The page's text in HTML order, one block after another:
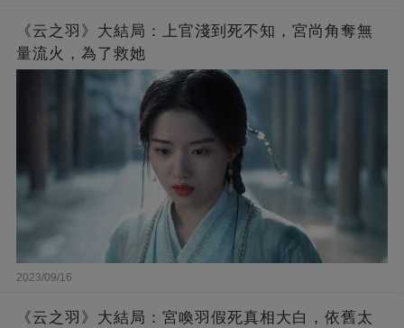
《云之羽》大結局：上官淺到死不知，宮尚角奪無
量流火，為了救她
2023/09/16
《云之羽》大結局：宮喚羽假死真相大白，依舊太